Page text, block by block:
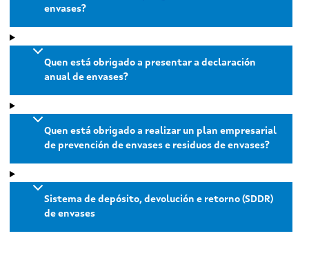
envases?
Quen está obrigado a presentar a declaración
anual de envases?
Quen está obrigado a realizar un plan empresarial
de prevención de envases e residuos de envases?
Sistema de depósito, devolución e retorno (SDDR)
de envases